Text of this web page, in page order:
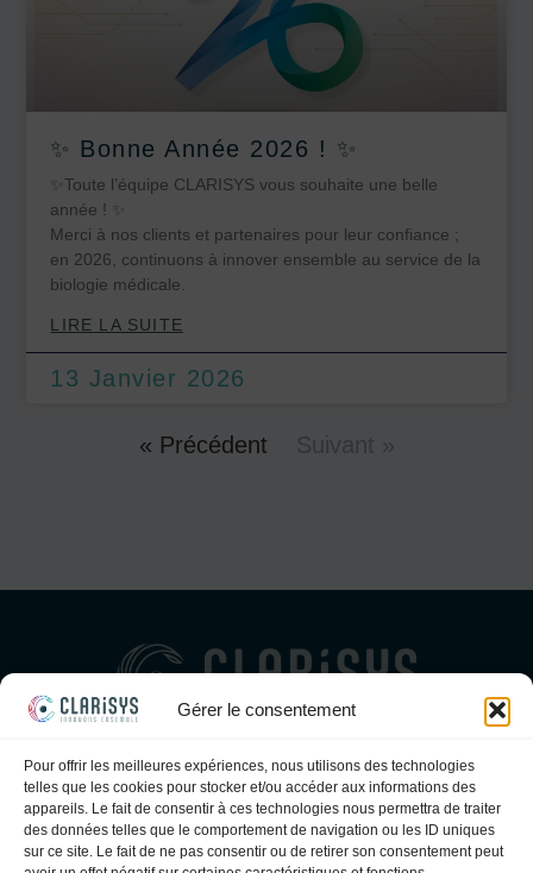
Gérer le consentement
Pour offrir les meilleures expériences, nous utilisons des technologies
telles que les cookies pour stocker et/ou accéder aux informations des
appareils. Le fait de consentir à ces technologies nous permettra de traiter
des données telles que le comportement de navigation ou les ID uniques
sur ce site. Le fait de ne pas consentir ou de retirer son consentement peut
✨ Bonne Année 2026 ! ✨
✨Toute l’équipe CLARISYS vous souhaite une belle
année ! ✨
Merci à nos clients et partenaires pour leur confiance ;
en 2026, continuons à innover ensemble au service de la
biologie médicale.
LIRE LA SUITE
13 Janvier 2026
« Précédent Suivant »
SIL, un middleware généraliste intégré et un middleware dédié
bactériologie, pour les laboratoires d’analyses médicales, privés et
hospitaliers.